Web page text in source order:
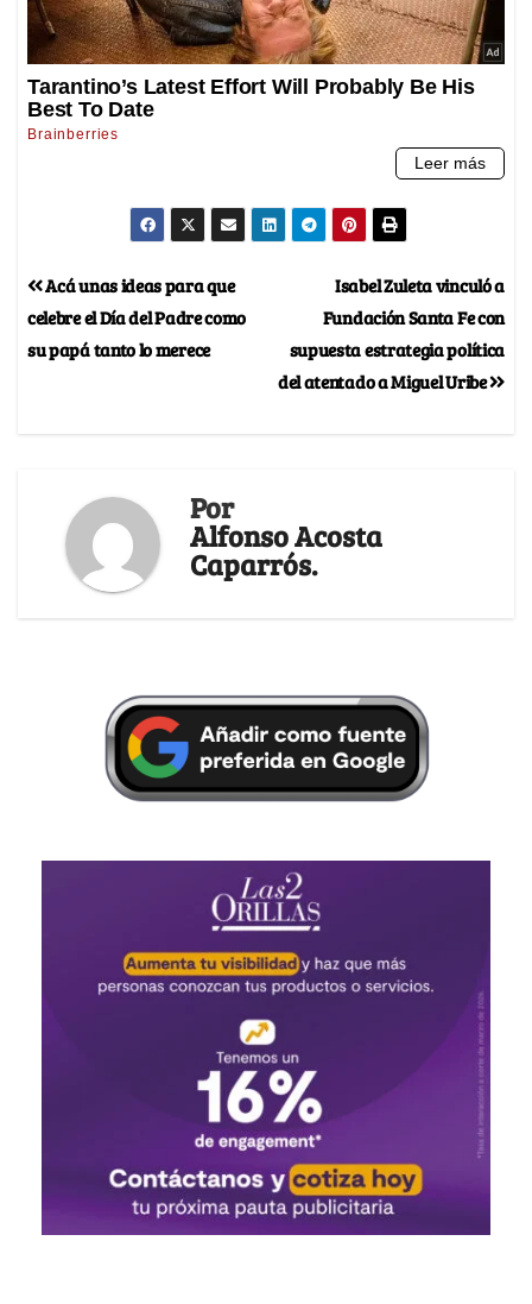
Isabel Zuleta vinculó a
Fundación Santa Fe con
supuesta estrategia política
del atentado a Miguel Uribe
Acá unas ideas para que
celebre el Día del Padre como
su papá tanto lo merece
Por
Alfonso Acosta
Caparrós.